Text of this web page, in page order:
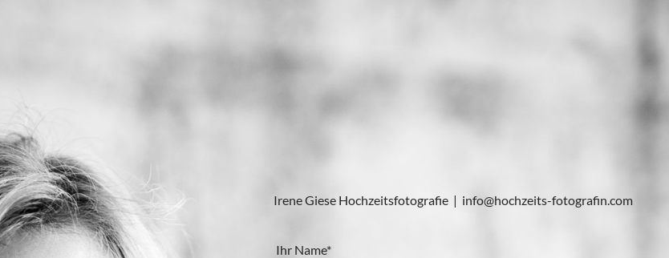
Irene Giese Hochzeitsfotografie | info@hochzeits-fotografin.com
Ihr Name*